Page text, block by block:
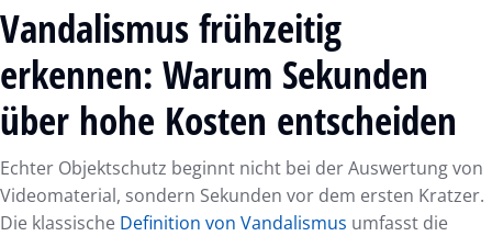
Vandalismus frühzeitig
erkennen: Warum Sekunden
über hohe Kosten entscheiden
Echter Objektschutz beginnt nicht bei der Auswertung von
Videomaterial, sondern Sekunden vor dem ersten Kratzer.
Die klassische Definition von Vandalismus umfasst die